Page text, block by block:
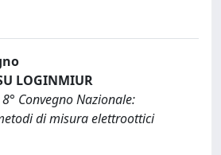
LOGINMIUR
Convegno Nazionale:
di misura elettroottici